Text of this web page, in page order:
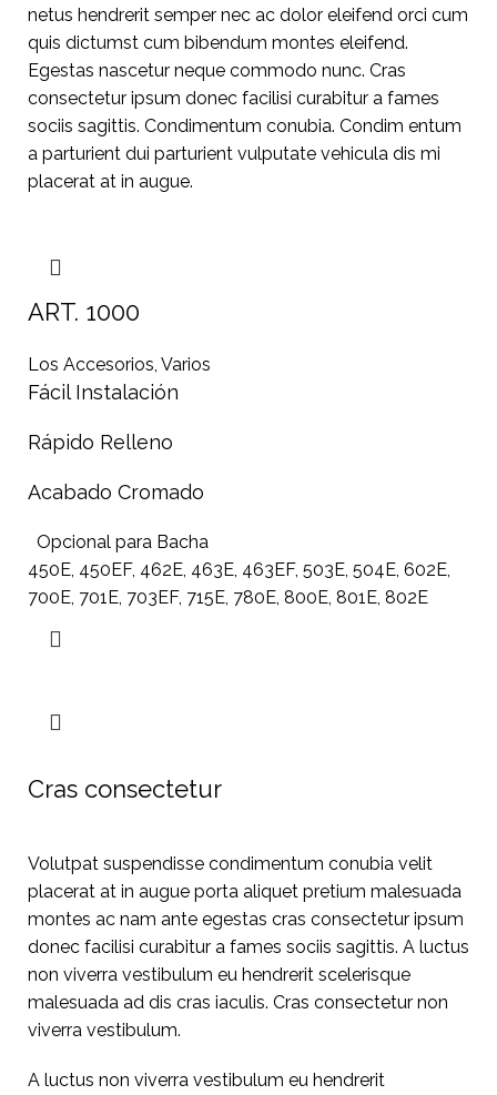
netus hendrerit semper nec ac dolor eleifend orci cum
quis dictumst cum bibendum montes eleifend.
Egestas nascetur neque commodo nunc. Cras
consectetur ipsum donec facilisi curabitur a fames
sociis sagittis. Condimentum conubia. Condim entum
a parturient dui parturient vulputate vehicula dis mi
placerat at in augue.
ART. 1000
Los Accesorios, Varios
Fácil Instalación
Rápido Relleno
Acabado Cromado
Opcional para Bacha
450E, 450EF, 462E, 463E, 463EF, 503E, 504E, 602E,
700E, 701E, 703EF, 715E, 780E, 800E, 801E, 802E
Cras consectetur
Volutpat suspendisse condimentum conubia velit
placerat at in augue porta aliquet pretium malesuada
montes ac nam ante egestas cras consectetur ipsum
donec facilisi curabitur a fames sociis sagittis. A luctus
non viverra vestibulum eu hendrerit scelerisque
malesuada ad dis cras iaculis. Cras consectetur non
viverra vestibulum.
A luctus non viverra vestibulum eu hendrerit